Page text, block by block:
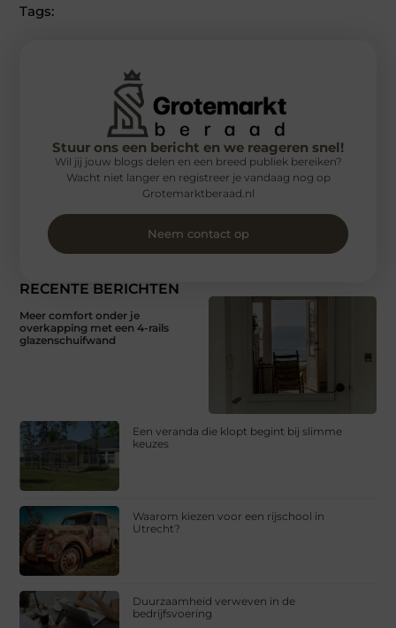
Tags:
RECENTE BERICHTEN
Meer comfort onder je
overkapping met een 4-rails
glazenschuifwand
Een veranda die klopt begint bij slimme
keuzes
Waarom kiezen voor een rijschool in
Utrecht?
Duurzaamheid verweven in de
bedrijfsvoering
Stuur ons een bericht en we reageren snel!
Wil jij jouw blogs delen en een breed publiek bereiken?
Wacht niet langer en registreer je vandaag nog op
Grotemarktberaad.nl
Neem contact op